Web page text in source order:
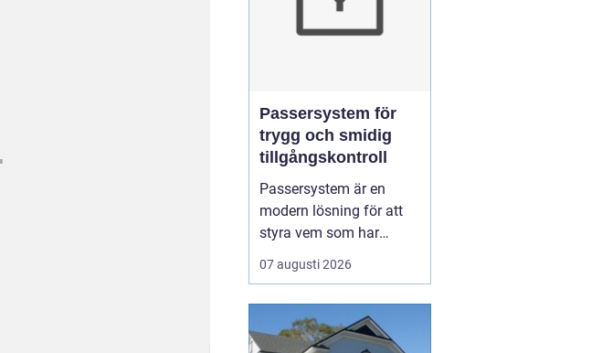
Passersystem för
trygg och smidig
tillgångskontroll
Passersystem är en
modern lösning för att
styra vem som har
tillträde till en byggnad
eller ett utrymme, och
möjligt. Genom att
ersätta traditionella
07 augusti 2026